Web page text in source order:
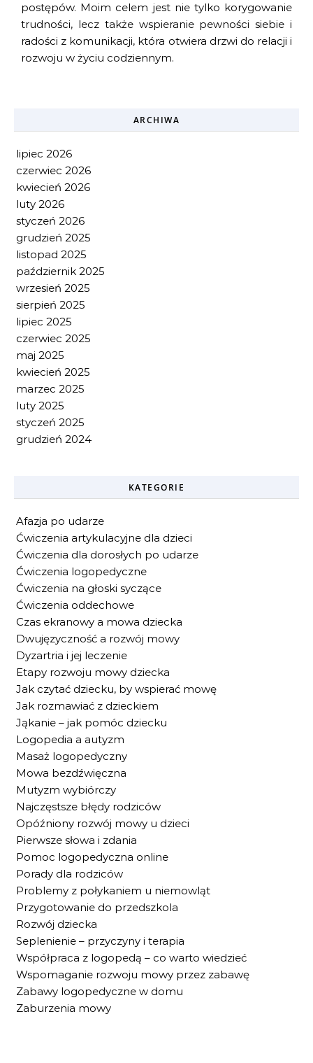
postępów. Moim celem jest nie tylko korygowanie
trudności, lecz także wspieranie pewności siebie i
radości z komunikacji, która otwiera drzwi do relacji i
rozwoju w życiu codziennym.
ARCHIWA
lipiec 2026
czerwiec 2026
kwiecień 2026
luty 2026
styczeń 2026
grudzień 2025
listopad 2025
październik 2025
wrzesień 2025
sierpień 2025
lipiec 2025
czerwiec 2025
maj 2025
kwiecień 2025
marzec 2025
luty 2025
styczeń 2025
grudzień 2024
KATEGORIE
Afazja po udarze
Ćwiczenia artykulacyjne dla dzieci
Ćwiczenia dla dorosłych po udarze
Ćwiczenia logopedyczne
Ćwiczenia na głoski syczące
Ćwiczenia oddechowe
Czas ekranowy a mowa dziecka
Dwujęzyczność a rozwój mowy
Dyzartria i jej leczenie
Etapy rozwoju mowy dziecka
Jak czytać dziecku, by wspierać mowę
Jak rozmawiać z dzieckiem
Jąkanie – jak pomóc dziecku
Logopedia a autyzm
Masaż logopedyczny
Mowa bezdźwięczna
Mutyzm wybiórczy
Najczęstsze błędy rodziców
Opóźniony rozwój mowy u dzieci
Pierwsze słowa i zdania
Pomoc logopedyczna online
Porady dla rodziców
Problemy z połykaniem u niemowląt
Przygotowanie do przedszkola
Rozwój dziecka
Seplenienie – przyczyny i terapia
Współpraca z logopedą – co warto wiedzieć
Wspomaganie rozwoju mowy przez zabawę
Zabawy logopedyczne w domu
Zaburzenia mowy